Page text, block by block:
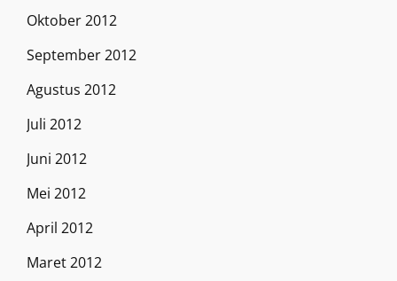
Oktober 2012
September 2012
Agustus 2012
Juli 2012
Juni 2012
Mei 2012
April 2012
Maret 2012